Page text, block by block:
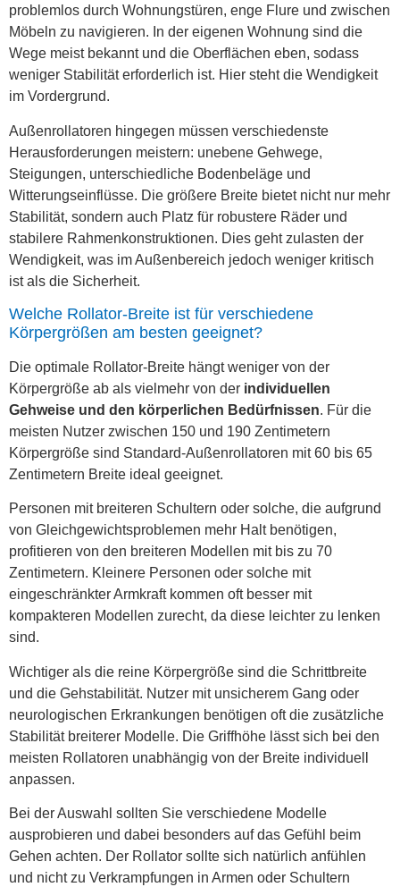
problemlos durch Wohnungstüren, enge Flure und zwischen
Möbeln zu navigieren. In der eigenen Wohnung sind die
Wege meist bekannt und die Oberflächen eben, sodass
weniger Stabilität erforderlich ist. Hier steht die Wendigkeit
im Vordergrund.
Außenrollatoren hingegen müssen verschiedenste
Herausforderungen meistern: unebene Gehwege,
Steigungen, unterschiedliche Bodenbeläge und
Witterungseinflüsse. Die größere Breite bietet nicht nur mehr
Stabilität, sondern auch Platz für robustere Räder und
stabilere Rahmenkonstruktionen. Dies geht zulasten der
Wendigkeit, was im Außenbereich jedoch weniger kritisch
ist als die Sicherheit.
Welche Rollator-Breite ist für verschiedene
Körpergrößen am besten geeignet?
Die optimale Rollator-Breite hängt weniger von der
Körpergröße ab als vielmehr von der individuellen
Gehweise und den körperlichen Bedürfnissen. Für die
meisten Nutzer zwischen 150 und 190 Zentimetern
Körpergröße sind Standard-Außenrollatoren mit 60 bis 65
Zentimetern Breite ideal geeignet.
Personen mit breiteren Schultern oder solche, die aufgrund
von Gleichgewichtsproblemen mehr Halt benötigen,
profitieren von den breiteren Modellen mit bis zu 70
Zentimetern. Kleinere Personen oder solche mit
eingeschränkter Armkraft kommen oft besser mit
kompakteren Modellen zurecht, da diese leichter zu lenken
sind.
Wichtiger als die reine Körpergröße sind die Schrittbreite
und die Gehstabilität. Nutzer mit unsicherem Gang oder
neurologischen Erkrankungen benötigen oft die zusätzliche
Stabilität breiterer Modelle. Die Griffhöhe lässt sich bei den
meisten Rollatoren unabhängig von der Breite individuell
anpassen.
Bei der Auswahl sollten Sie verschiedene Modelle
ausprobieren und dabei besonders auf das Gefühl beim
Gehen achten. Der Rollator sollte sich natürlich anfühlen
und nicht zu Verkrampfungen in Armen oder Schultern